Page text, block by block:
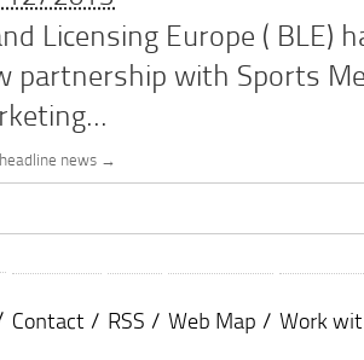
Licensing Europe ( BLE)
partnership with Sports
news
Contact RSS Web Map Work